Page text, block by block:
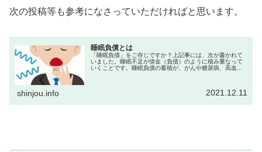
次の投稿等も参考になさっていただければと思います。
睡眠負債とは
「睡眠負債」をご存じですか？上記事には、次が書かれて
いました。睡眠不足が借金（負債）のように積み重なって
いくことです。睡眠負債の蓄積が、がんや糖尿病、高血
shinjou.info 2021.12.11